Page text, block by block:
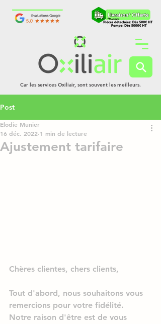
Car les services Oxiliair, sont souvent les meilleurs.
Post
Ajustement tarifaire
Elodie Munier
16 déc. 2022 1 min de lecture
Chères clientes, chers clients,
Tout d'abord, nous souhaitons vous
remercions pour votre fidélité.
Notre raison d'être est de vous